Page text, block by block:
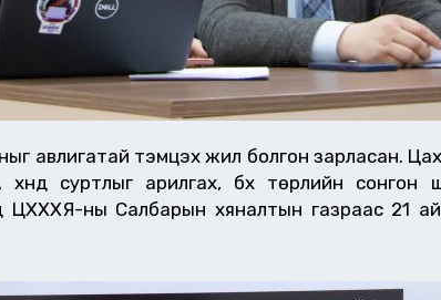
авлигатай тэмцэх жил болгон зарласан.
суртлыг арилгах, бүх төрлийн сонгон
ЦХХХЯ-ны Салбарын хяналтын газраас 21